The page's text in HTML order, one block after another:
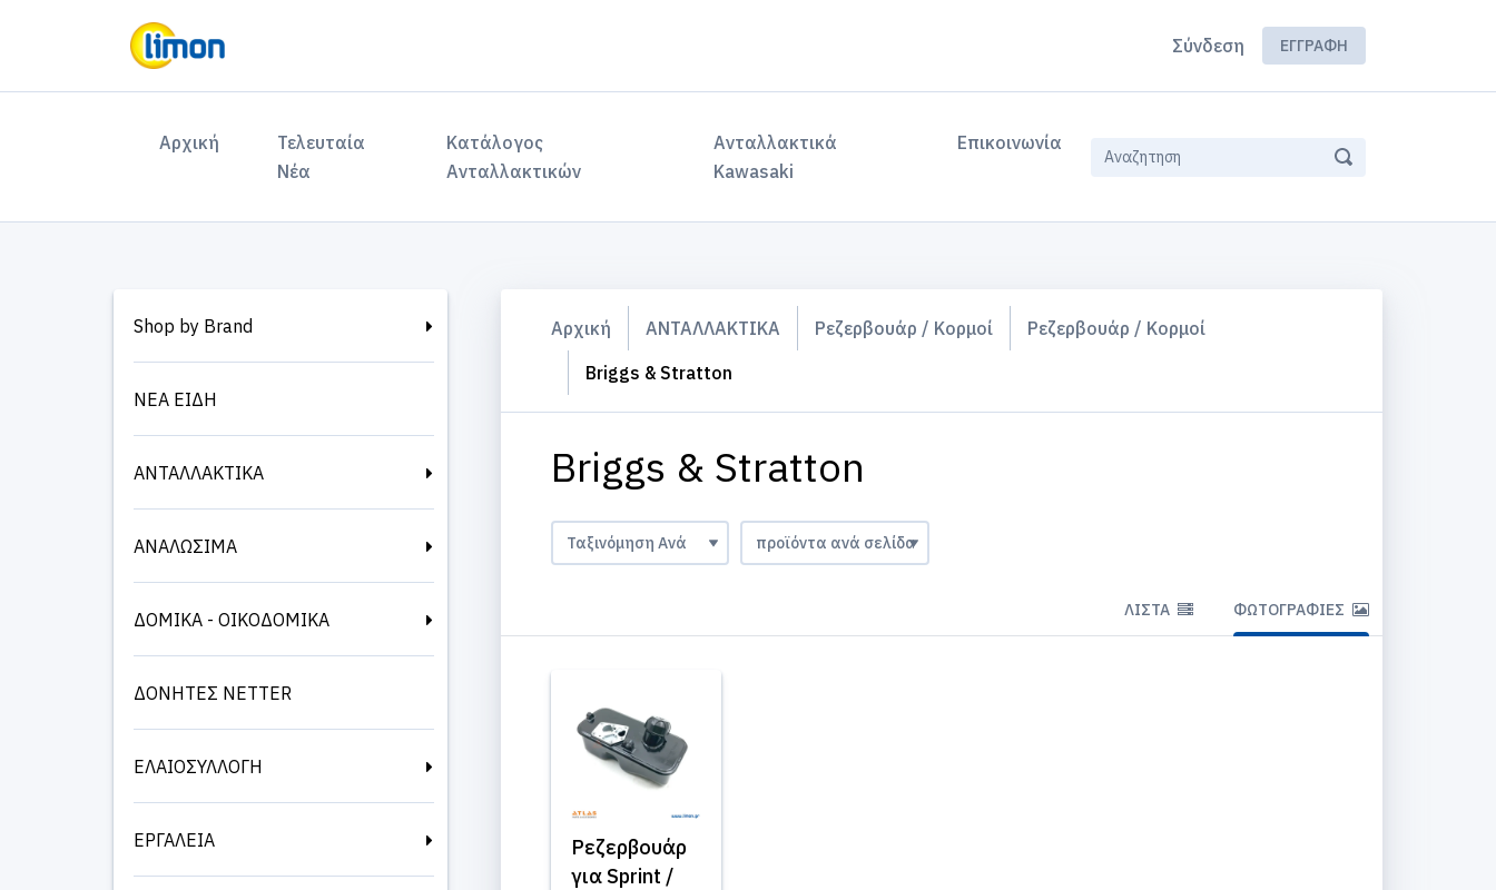
Σύνδεση ΕΓΓΡΑΦΉ
Αρχική (current)Τελευταία
Νέα
Κατάλογος
Ανταλλακτικών
Ανταλλακτικά
Kawasaki
Επικοινωνία
Shop by Brand
ΝΕΑ ΕΙΔΗ
ΑΝΤΑΛΛΑΚΤΙΚΑ
ΑΝΑΛΩΣΙΜΑ
ΔΟΜΙΚΑ - ΟΙΚΟΔΟΜΙΚΑ
ΔΟΝΗΤΕΣ NETTER
ΕΛΑΙΟΣΥΛΛΟΓΗ
ΕΡΓΑΛΕΙΑ
Αρχική ΑΝΤΑΛΛΑΚΤΙΚΑ Ρεζερβουάρ / Κορμοί
Ρεζερβουάρ / Κορμοί
Briggs & Stratton
Briggs & Stratton
ΛΊΣΤΑ ΦΩΤΟΓΡΑΦΊΕΣ
Ρεζερβουάρ
για Sprint /